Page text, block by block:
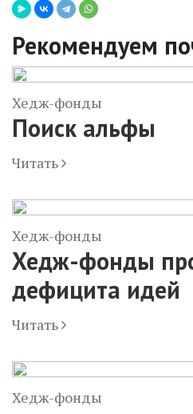
Рекомендуем
Хедж-фонды
Поиск альфы
Читать
Хедж-фонды
Хедж-фонды
дефицита идей
Читать
Хедж-фонды